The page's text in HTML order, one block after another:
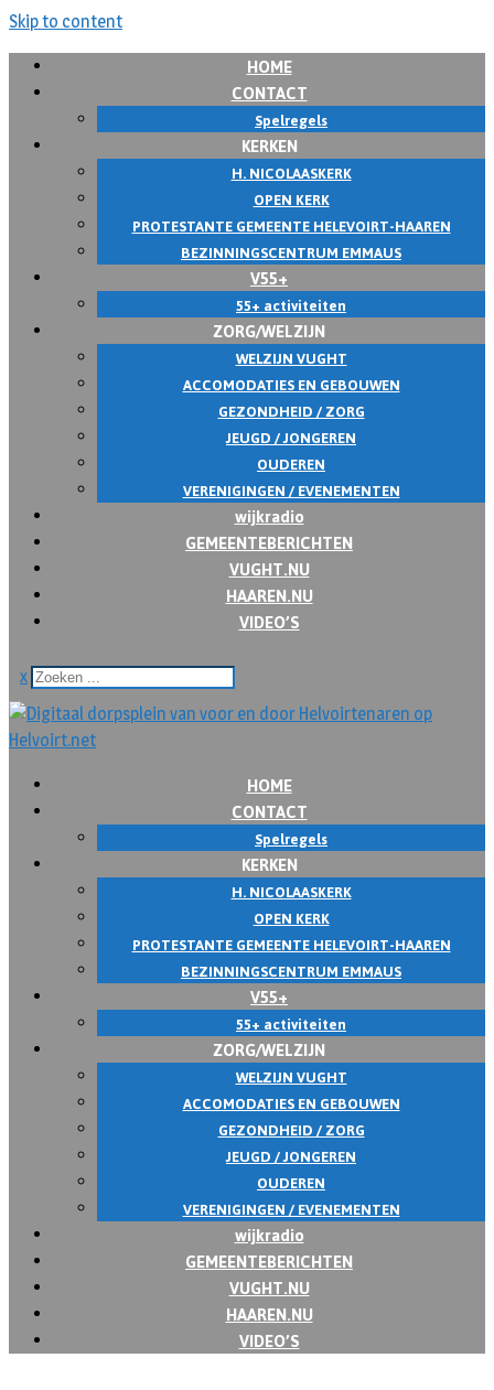
Skip to content
HOME
CONTACT
Spelregels
KERKEN
H. NICOLAASKERK
OPEN KERK
PROTESTANTE GEMEENTE HELEVOIRT-HAAREN
BEZINNINGSCENTRUM EMMAUS
V55+
55+ activiteiten
ZORG/WELZIJN
WELZIJN VUGHT
ACCOMODATIES EN GEBOUWEN
GEZONDHEID / ZORG
JEUGD / JONGEREN
OUDEREN
VERENIGINGEN / EVENEMENTEN
wijkradio
GEMEENTEBERICHTEN
VUGHT.NU
HAAREN.NU
VIDEO’S
x
HOME
CONTACT
Spelregels
KERKEN
H. NICOLAASKERK
OPEN KERK
PROTESTANTE GEMEENTE HELEVOIRT-HAAREN
BEZINNINGSCENTRUM EMMAUS
V55+
55+ activiteiten
ZORG/WELZIJN
WELZIJN VUGHT
ACCOMODATIES EN GEBOUWEN
GEZONDHEID / ZORG
JEUGD / JONGEREN
OUDEREN
VERENIGINGEN / EVENEMENTEN
wijkradio
GEMEENTEBERICHTEN
VUGHT.NU
HAAREN.NU
VIDEO’S